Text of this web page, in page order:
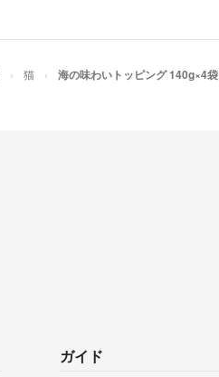
猫 海の味わいトッピング 140g×4袋
ガイド